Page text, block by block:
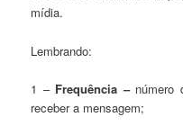
mídia.
Lembrando:
1 – Frequência – número
receber a mensagem;